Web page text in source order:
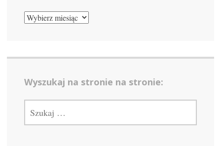
ARCHIWUM:
Wyszukaj na stronie na stronie:
SZUKAJ: